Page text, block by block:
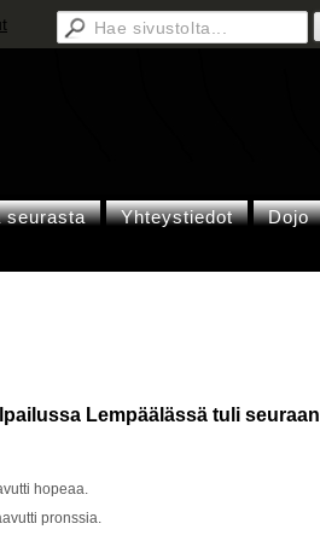
seurasta Yhteystiedot
Dojo
Lempäälässä tuli seuraan
hopeaa.
pronssia.